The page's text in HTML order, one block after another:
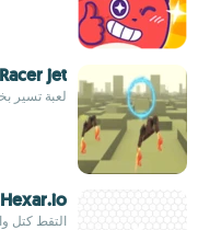
jet
لعبة تسير
Hexar.io
التقط كتل